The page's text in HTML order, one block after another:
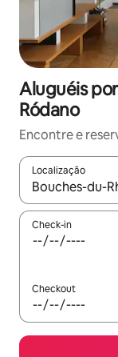
Aluguéis
Ródano
Encontre e
Localização
Quando os
Check-in
Checkout